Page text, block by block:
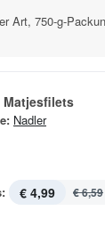
Art, 750-g-
Matjesfilets
Nadler
€ 4,99 € 6,59